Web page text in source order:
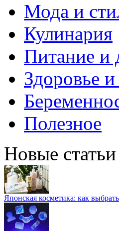
Мода и
Кулинария
Питание и
Здоровье и
Полезное
Новые статьи
Японская косметика: как